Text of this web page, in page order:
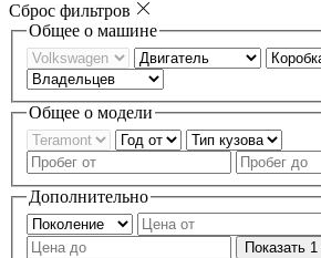
Сброс фильтров
Общее о машине
Общее о модели
Дополнительно
Показать 1